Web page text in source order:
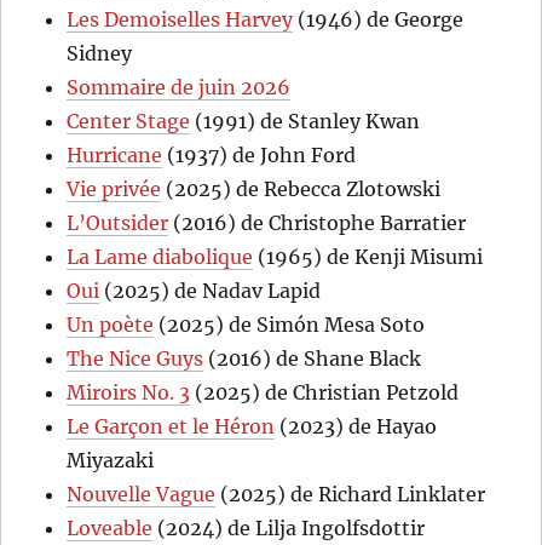
Les Demoiselles Harvey(1946) de George
Sidney
Sommaire de juin 2026
Center Stage (1991) de Stanley Kwan
Hurricane (1937) de John Ford
Vie privée (2025) de Rebecca Zlotowski
L’Outsider (2016) de Christophe Barratier
La Lame diabolique (1965) de Kenji Misumi
Oui (2025) de Nadav Lapid
Un poète (2025) de Simón Mesa Soto
The Nice Guys (2016) de Shane Black
Miroirs No. 3 (2025) de Christian Petzold
Le Garçon et le Héron (2023) de Hayao
Miyazaki
Nouvelle Vague (2025) de Richard Linklater
Loveable (2024) de Lilja Ingolfsdottir